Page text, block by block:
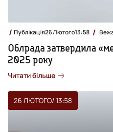
Публікація26 Лютого13:58
Облрада затвердила
2025 року
Читати більше
26 ЛЮТОГО/ 13:58